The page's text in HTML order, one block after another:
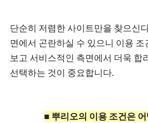
단순히 저렴한 사이트만을 찾으신
면에서 곤란하실 수 있으니 이용 조
보고 서비스적인 측면에서 더욱 합
선택하는 것이 중요합니다.
■ 뿌리오의 이용 조건은